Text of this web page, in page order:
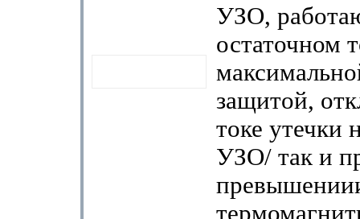
УЗО,
остаточном
защитой,
токе утечки
УЗО/ так и